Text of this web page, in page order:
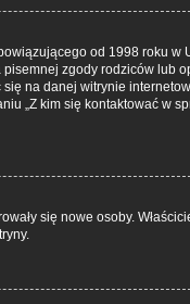
od 1998 roku
zgody rodziców
na danej witrynie
„Z kim się kontaktować w
się nowe osoby.